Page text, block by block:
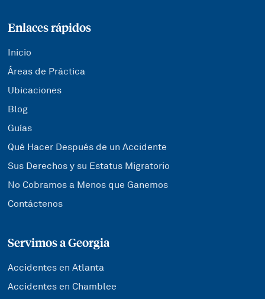
Enlaces rápidos
Inicio
Áreas de Práctica
Ubicaciones
Blog
Guías
Qué Hacer Después de un Accidente
Sus Derechos y su Estatus Migratorio
No Cobramos a Menos que Ganemos
Contáctenos
Servimos a Georgia
Accidentes en Atlanta
Accidentes en Chamblee